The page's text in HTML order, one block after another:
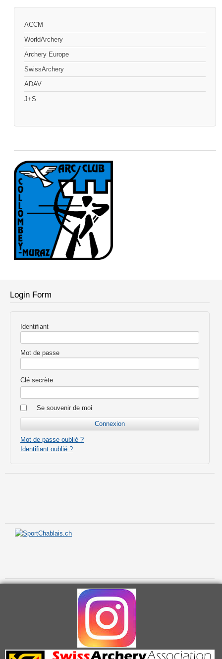
ACCM
WorldArchery
Archery Europe
SwissArchery
ADAV
J+S
Login Form
Identifiant
Mot de passe
Clé secrète
Se souvenir de moi
Mot de passe oublié ?
Identifiant oublié ?